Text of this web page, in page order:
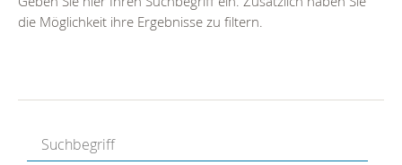
die Möglichkeit ihre Ergebnisse zu filtern.